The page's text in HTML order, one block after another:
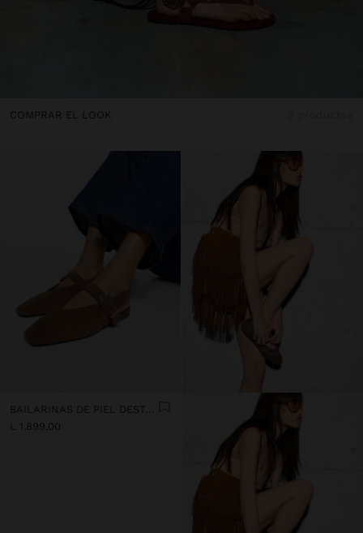
COMPRAR EL LOOK
BAILARINAS DE PIEL DESTALONADAS CON TIRA
L 1.899,00